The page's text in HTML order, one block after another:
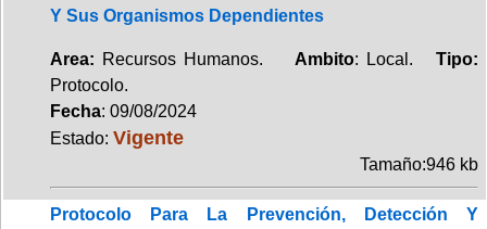
Y Sus Organismos Dependientes
Area: Recursos Humanos. Ambito: Local.Tipo:
Protocolo.
Fecha: 09/08/2024
Estado: Vigente
Tamaño:946 kb
Protocolo Para La Prevención, Detección Y